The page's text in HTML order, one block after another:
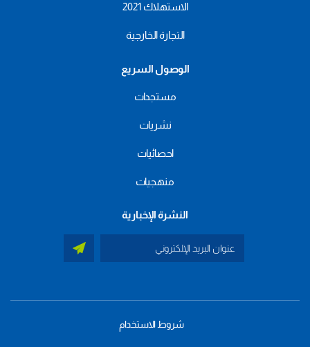
الاستهلاك 2021
التجارة الخارجية
الوصول السريع
مستجدات
نشريات
احصائيات
منهجيات
النشرة الإخبارية
شروط الاستخدام